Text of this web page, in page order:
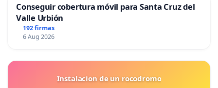
Conseguir cobertura móvil para Santa Cruz del
Valle Urbión
192 firmas
6 Aug 2026
Instalacion de un rocodromo